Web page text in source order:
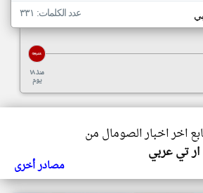
عدد الكلمات: ٣٣١
منذ ١٨
يوم
اخر اخبار الصومال من
ار تي عربي
مصادر أخرى